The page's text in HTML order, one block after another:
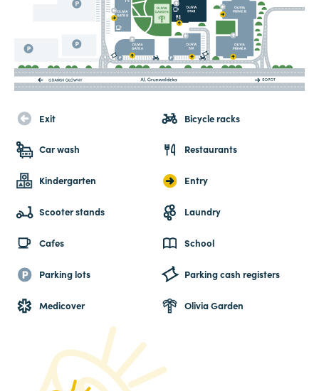
Exit Bicycle racks
Car wash Restaurants
Kindergarten Entry
Scooter stands Laundry
Cafes School
Parking lots Parking cash registers
Medicover Olivia Garden